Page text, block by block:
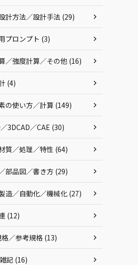
方法／設計手法 (29)
プロンプト (3)
／強度計算／その他 (16)
(4)
の使い方／計算 (149)
／3DCAD／CAE (30)
質／処理／特性 (64)
部品図／書き方 (29)
造／自動化／機械化 (27)
(12)
格／参考規格 (13)
記 (16)